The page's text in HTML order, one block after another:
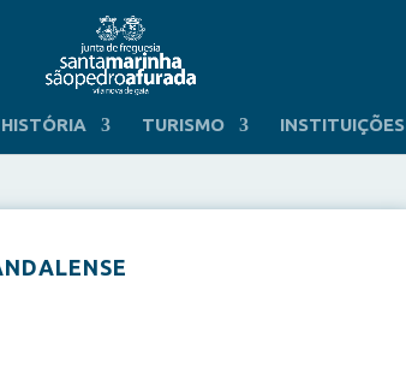
HISTÓRIA TURISMO INSTITUIÇÕES